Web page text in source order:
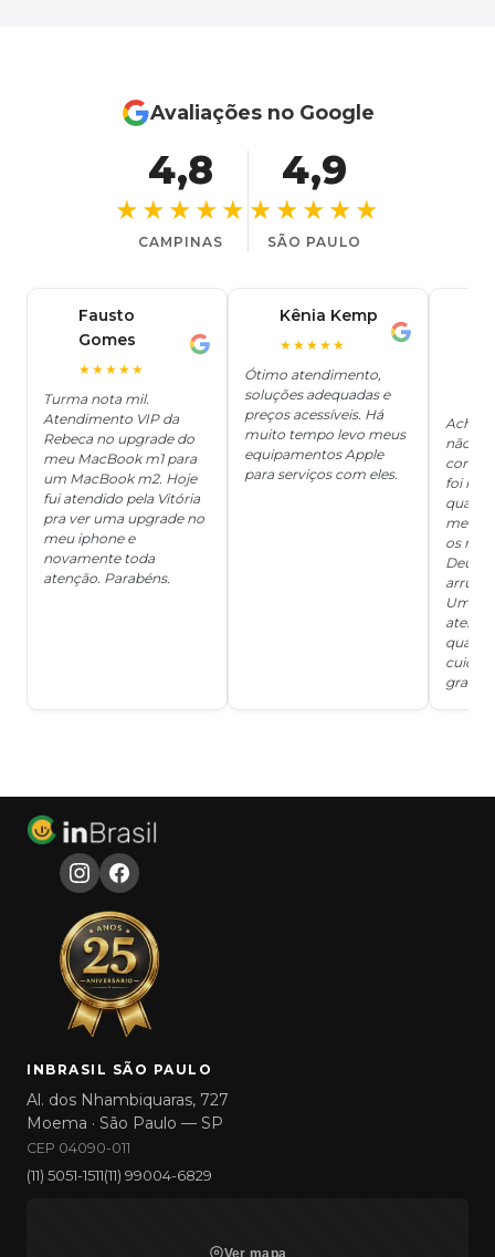
Avaliações no Google
4,8
★★★★★
CAMPINAS
4,9
★★★★★
SÃO PAULO
Fausto
Gomes
★★★★★
Turma nota mil.
Atendimento VIP da
Rebeca no upgrade do
meu MacBook m1 para
um MacBook m2. Hoje
fui atendido pela Vitória
pra ver uma upgrade no
meu iphone e
novamente toda
atenção. Parabéns.
Kênia Kemp
★★★★★
Ótimo atendimento,
soluções adequadas e
preços acessíveis. Há
muito tempo levo meus
equipamentos Apple
para serviços com eles.
Achei
não
foi
me
os
Deus,
Um
grata!!!
INBRASIL SÃO PAULO
Al. dos Nhambiquaras, 727
Moema · São Paulo — SP
CEP 04090-011
(11) 5051-1511(11) 99004-6829
Ver mapa